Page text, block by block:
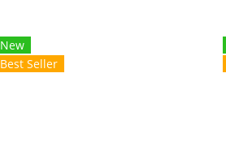
New
Best Seller